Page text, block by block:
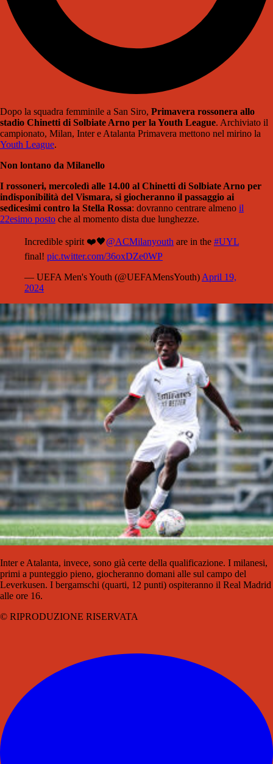
Dopo la squadra femminile a San Siro, Primavera rossonera allo
stadio Chinetti di Solbiate Arno per la Youth League. Archiviato il
campionato, Milan, Inter e Atalanta Primavera mettono nel mirino la
Youth League.
Non lontano da Milanello
I rossoneri, mercoledì alle 14.00 al Chinetti di Solbiate Arno per
indisponibilità del Vismara, si giocheranno il passaggio ai
sedicesimi contro la Stella Rossa: dovranno centrare almeno il
22esimo posto che al momento dista due lunghezze.
Incredible spirit ❤️🖤@ACMilanyouth are in the #UYL
final! pic.twitter.com/36oxDZe0WP
— UEFA Men's Youth (@UEFAMensYouth)April 19,
2024
Inter e Atalanta, invece, sono già certe della qualificazione. I milanesi,
primi a punteggio pieno, giocheranno domani alle sul campo del
Leverkusen. I bergamschi (quarti, 12 punti) ospiteranno il Real Madrid
alle ore 16.
© RIPRODUZIONE RISERVATA